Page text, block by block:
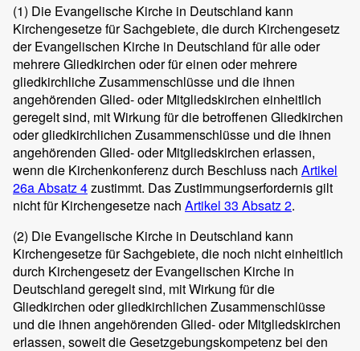
(1) Die Evangelische Kirche in Deutschland kann
Kirchengesetze für Sachgebiete, die durch Kirchengesetz
der Evangelischen Kirche in Deutschland für alle oder
mehrere Gliedkirchen oder für einen oder mehrere
gliedkirchliche Zusammenschlüsse und die ihnen
angehörenden Glied- oder Mitgliedskirchen einheitlich
geregelt sind, mit Wirkung für die betroffenen Gliedkirchen
oder gliedkirchlichen Zusammenschlüsse und die ihnen
angehörenden Glied- oder Mitgliedskirchen erlassen,
wenn die Kirchenkonferenz durch Beschluss nach Artikel
26a Absatz 4zustimmt. Das Zustimmungserfordernis gilt
nicht für Kirchengesetze nach Artikel 33 Absatz 2.
(2) Die Evangelische Kirche in Deutschland kann
Kirchengesetze für Sachgebiete, die noch nicht einheitlich
durch Kirchengesetz der Evangelischen Kirche in
Deutschland geregelt sind, mit Wirkung für die
Gliedkirchen oder gliedkirchlichen Zusammenschlüsse
und die ihnen angehörenden Glied- oder Mitgliedskirchen
erlassen, soweit die Gesetzgebungskompetenz bei den